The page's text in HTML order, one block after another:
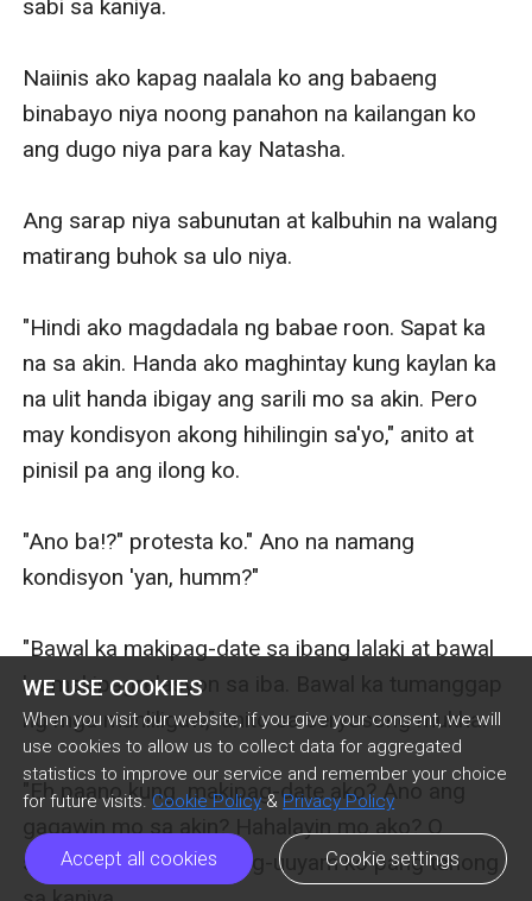
WE USE COOKIES
When you visit our website, if you give your consent, we will
use cookies to allow us to collect data for aggregated
statistics to improve our service and remember your choice
for future visits. Cookie Policy& Privacy Policy
Accept all cookies Cookie settings